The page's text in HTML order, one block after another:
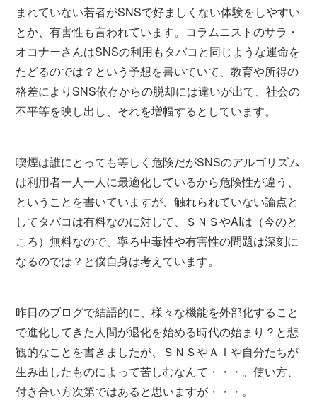
まれていない若者がSNSで好ましくない体験をしやすい
とか、有害性も言われています。コラムニストのサラ・
オコナーさんはSNSの利用もタバコと同じような運命を
たどるのでは？という予想を書いていて、教育や所得の
格差によりSNS依存からの脱却には違いが出て、社会の
不平等を映し出し、それを増幅するとしています。
喫煙は誰にとっても等しく危険だがSNSのアルゴリズム
は利用者一人一人に最適化しているから危険性が違う、
ということを書いていますが、触れられていない論点と
してタバコは有料なのに対して、ＳＮＳやAIは（今のと
ころ）無料なので、寧ろ中毒性や有害性の問題は深刻に
なるのでは？と僕自身は考えています。
昨日のブログで結語的に、様々な機能を外部化すること
で進化してきた人間が退化を始める時代の始まり？と悲
観的なことを書きましたが、ＳＮＳやＡＩや自分たちが
生み出したものによって苦しむなんて・・・。使い方、
付き合い方次第ではあると思いますが・・・。